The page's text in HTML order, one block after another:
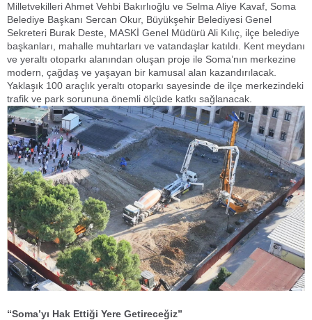
Milletvekilleri Ahmet Vehbi Bakırlıoğlu ve Selma Aliye Kavaf, Soma
Belediye Başkanı Sercan Okur, Büyükşehir Belediyesi Genel
Sekreteri Burak Deste, MASKİ Genel Müdürü Ali Kılıç, ilçe belediye
başkanları, mahalle muhtarları ve vatandaşlar katıldı. Kent meydanı
ve yeraltı otoparkı alanından oluşan proje ile Soma’nın merkezine
modern, çağdaş ve yaşayan bir kamusal alan kazandırılacak.
Yaklaşık 100 araçlık yeraltı otoparkı sayesinde de ilçe merkezindeki
trafik ve park sorununa önemli ölçüde katkı sağlanacak.
“Soma’yı Hak Ettiği Yere Getireceğiz”